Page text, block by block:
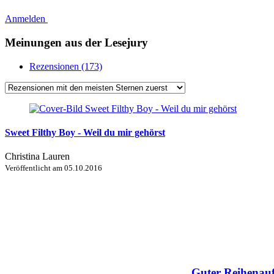
Anmelden
Meinungen aus der Lesejury
Rezensionen (173)
Sweet Filthy Boy - Weil du mir gehörst
Christina Lauren
Veröffentlicht am 05.10.2016